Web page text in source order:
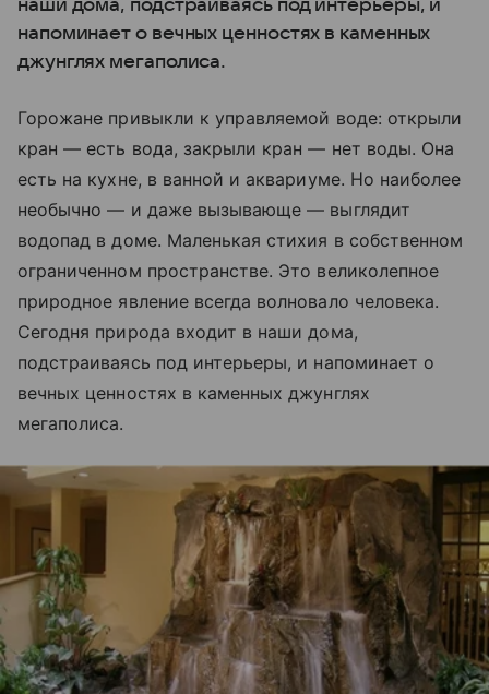
наши дома, подстраиваясь под интерьеры, и
напоминает о вечных ценностях в каменных
джунглях мегаполиса.
Горожане привыкли к управляемой воде: открыли
кран — есть вода, закрыли кран — нет воды. Она
есть на кухне, в ванной и аквариуме. Но наиболее
необычно — и даже вызывающе — выглядит
водопад в доме. Маленькая стихия в собственном
ограниченном пространстве. Это великолепное
природное явление всегда волновало человека.
Сегодня природа входит в наши дома,
подстраиваясь под интерьеры, и напоминает о
вечных ценностях в каменных джунглях
мегаполиса.